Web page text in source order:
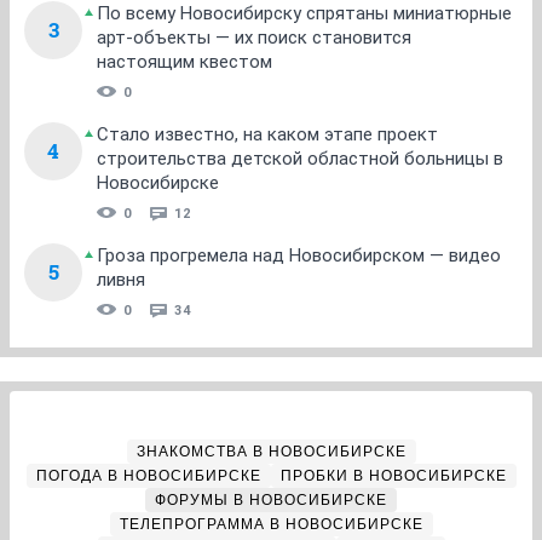
3
По всему Новосибирску спрятаны миниатюрные
арт-объекты — их поиск становится
настоящим квестом
0
4
Стало известно, на каком этапе проект
строительства детской областной больницы в
Новосибирске
0 12
5
Гроза прогремела над Новосибирском — видео
ливня
0 34
ЗНАКОМСТВА В НОВОСИБИРСКЕ
ПОГОДА В НОВОСИБИРСКЕ
ПРОБКИ В НОВОСИБИРСКЕ
ФОРУМЫ В НОВОСИБИРСКЕ
ТЕЛЕПРОГРАММА В НОВОСИБИРСКЕ